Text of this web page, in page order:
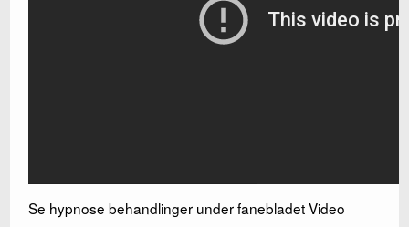
Se hypnose behandlinger under fanebladet Video